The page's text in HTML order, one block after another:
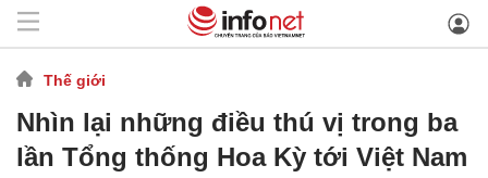
Thế giới
Nhìn lại những điều thú vị trong ba
lần Tổng thống Hoa Kỳ tới Việt Nam